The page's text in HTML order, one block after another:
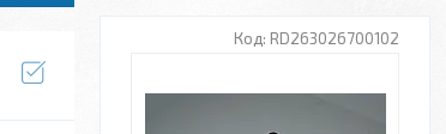
RD263026700102